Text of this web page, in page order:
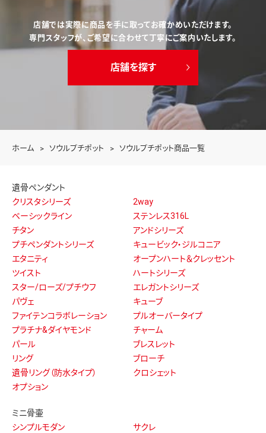
ホーム ソウルプチポット ソウルプチポット商品一覧
店舗では実際に商品を手に取ってお確かめいただけます。
専門スタッフが、ご希望に合わせて丁寧にご案内いたします。
店舗を探す
遺骨ペンダント
クリスタシリーズ
2way
ベーシックライン
ステンレス316L
チタン
アンドシリーズ
プチペンダントシリーズ
キュービック・ジルコニア
エタニティ
オープンハート＆クレッセント
ツイスト
ハートシリーズ
スター/ローズ/プチウフ
エレガントシリーズ
パヴェ
キューブ
ファイテンコラボレーション
プルオーバータイプ
プラチナ&ダイヤモンド
チャーム
パール
ブレスレット
リング
ブローチ
遺骨リング（防水タイプ）
クロシェット
オプション
ミニ骨壷
シンプルモダン
サクレ